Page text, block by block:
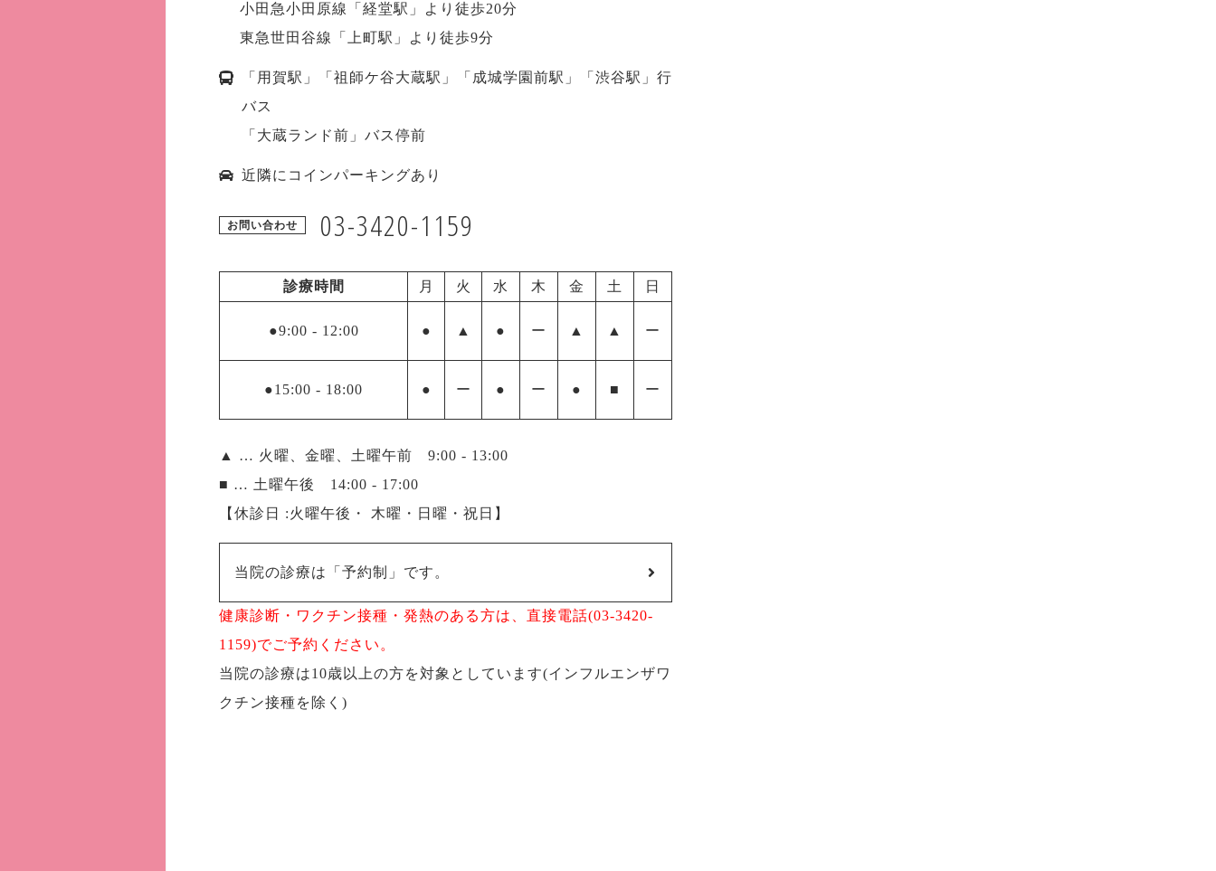
小田急小田原線「経堂駅」より徒歩20分
東急世田谷線「上町駅」より徒歩9分
「用賀駅」「祖師ケ谷大蔵駅」「成城学園前駅」「渋谷駅」行
バス
「大蔵ランド前」バス停前
近隣にコインパーキングあり
お問い合わせ 03-3420-1159
診療時間 月 火 水 木 金 土 日
●9:00 - 12:00 ● ▲ ● ー ▲ ▲ ー
●15:00 - 18:00 ● ー ● ー ● ■ ー
▲ … 火曜、金曜、土曜午前 9:00 - 13:00
■ … 土曜午後 14:00 - 17:00
【休診日 :火曜午後・ 木曜・日曜・祝日】
当院の診療は「予約制」です。
健康診断・ワクチン接種・発熱のある方は、直接電話(03-3420-
1159)でご予約ください。
当院の診療は10歳以上の方を対象としています(インフルエンザワ
クチン接種を除く)